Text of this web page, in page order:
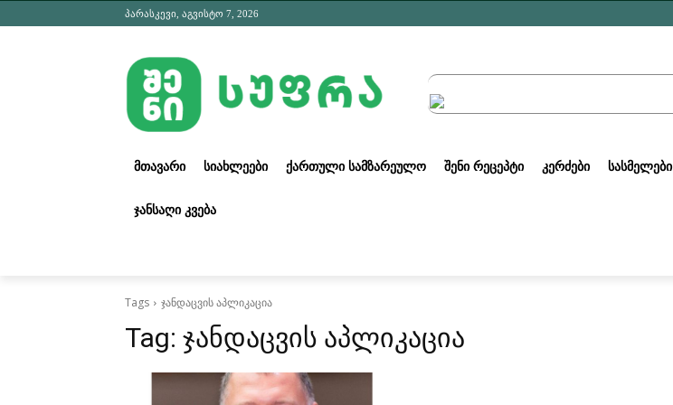
პარასკევი, აგვისტო 7, 2026
ᲛᲗᲐᲕᲐᲠᲘ ᲡᲘᲐᲮᲚᲔᲔᲑᲘ ᲥᲐᲠᲗᲣᲚᲘ ᲡᲐᲛᲖᲐᲠᲔᲣᲚᲝ ᲨᲔᲜᲘ ᲠᲔᲪᲔᲞᲢᲘ ᲙᲔᲠᲫᲔᲑᲘ ᲡᲐᲡᲛᲔᲚᲔᲑᲘ
ᲯᲐᲜᲡᲐᲦᲘ ᲙᲕᲔᲑᲐ
Tags ჯანდაცვის აპლიკაცია
Tag: ჯანდაცვის აპლიკაცია